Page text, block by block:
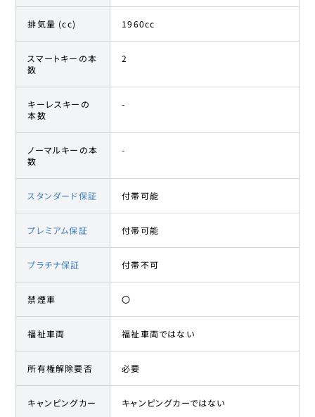
排気量 (cc) 1960cc
スマートキーの本
数
2
キーレスキーの
本数
-
ノーマルキーの本
数
-
スタンダード保証 付帯可能
プレミアム保証 付帯可能
プラチナ保証 付帯不可
禁煙車 〇
福祉車両 福祉車両ではない
所有権解除要否 必要
キャンピングカー キャンピングカーではない